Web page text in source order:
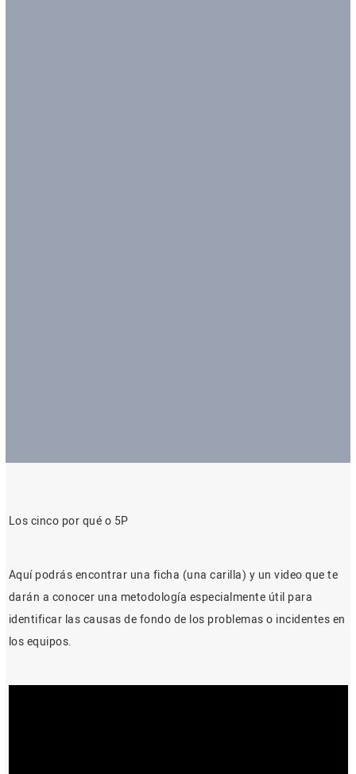
Los cinco por qué o 5P
Aquí podrás encontrar una ficha (una carilla) y un video que te
darán a conocer una metodología especialmente útil para
identificar las causas de fondo de los problemas o incidentes en
los equipos.